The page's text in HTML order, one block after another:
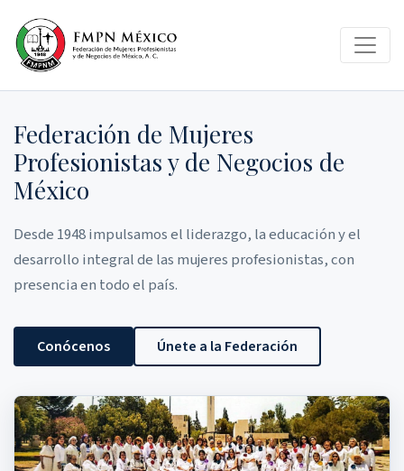
Federación de Mujeres
Profesionistas y de Negocios de
México
Desde 1948 impulsamos el liderazgo, la educación y el
desarrollo integral de las mujeres profesionistas, con
presencia en todo el país.
Conócenos Únete a la Federación